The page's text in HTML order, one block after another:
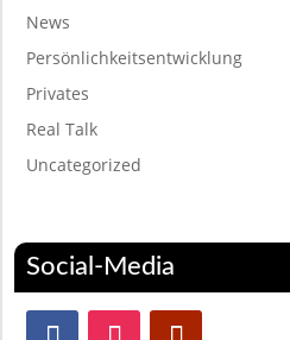
News
Persönlichkeitsentwicklung
Privates
Real Talk
Uncategorized
Social-Media